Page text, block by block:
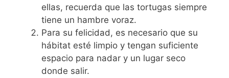
ellas, recuerda que las tortugas siempre
tiene un hambre voraz.
Para su felicidad, es necesario que su
hábitat esté limpio y tengan suficiente
espacio para nadar y un lugar seco
donde salir.